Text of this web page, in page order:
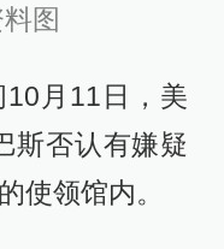
图
月11日，美
斯否认有嫌疑
使领馆内。